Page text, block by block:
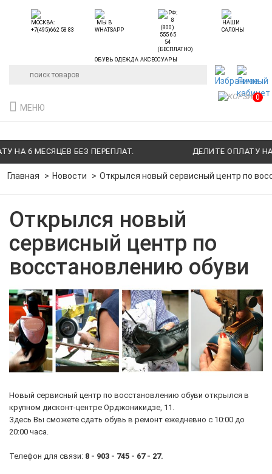
НА 6 МЕСЯЦЕВ БЕЗ ПЕРЕПЛАТ. ДЕЛИТЕ ОПЛАТУ НА
ОБУВЬ ОДЕЖДА АКСЕССУАРЫ
МЕНЮ
0
Главная Новости Открылся новый сервисный центр по
Открылся новый
сервисный центр по
восстановлению обуви
Новый сервисный центр по восстановлению обуви открылся в
крупном дисконт-центре Орджоникидзе, 11.
Здесь Вы сможете сдать обувь в ремонт ежедневно с 10:00 до
20:00 часа.
Телефон для связи: 8 - 903 - 745 - 67 - 27.